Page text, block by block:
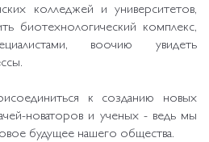
колледжей и университетов,
биотехнологический комплекс,
воочию увидеть
к созданию новых
новаторов и ученых - ведь мы
будущее нашего общества.